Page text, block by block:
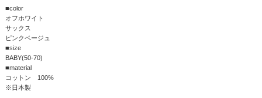
■color
オフホワイト
サックス
ピンクベージュ
■size
BABY(50-70)
■material
コットン 100%
※日本製